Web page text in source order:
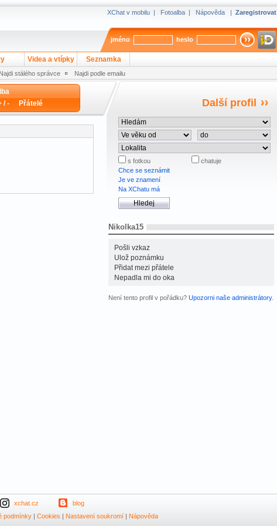
XChat v mobilu | Fotoalba | Nápověda | Zaregistrovat
jméno heslo
Videa a vtípky Seznamka
Najdi stálého správce Najdi podle emailu
/ - Přátelé Další profil
s fotkou
chatuje
Chce se seznámit
Je ve znamení
Na XChatu má
Nikolka15
Pošli vzkaz
Ulož poznámku
Přidat mezi přátele
Nepadla mi do oka
Není tento profil v pořádku? Upozorni naše administrátory.
xchat.cz
blog
podmínky| Cookies | Nastavení soukromí| Nápověda